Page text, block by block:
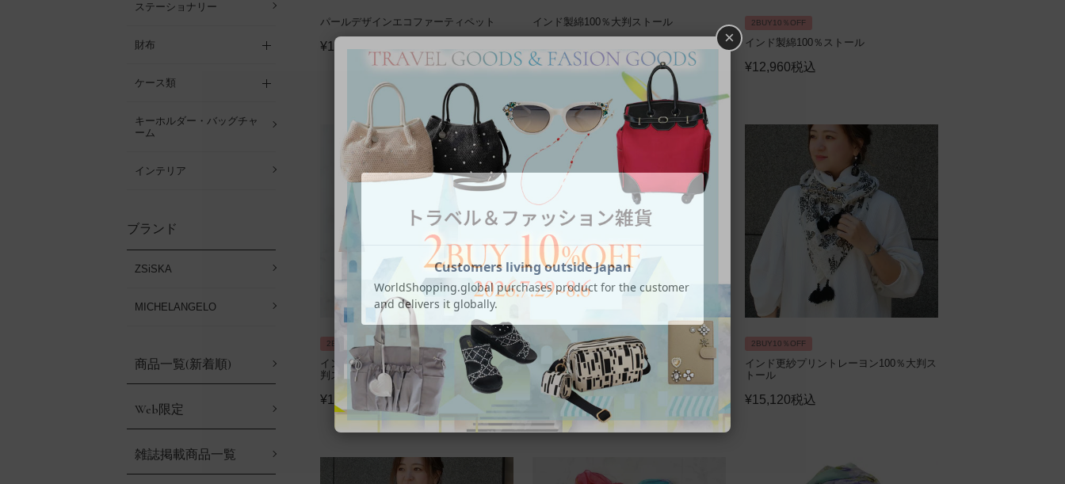
ステーショナリー
財布
ケース類
キーホルダー・バッグチャ
ーム
インテリア
ブランド
ZSiSKA
MICHELANGELO
商品一覧(新着順)
Web限定
雑誌掲載商品一覧
パールデザインエコファーティペット
¥15,400
インド製綿100％大判ストール 2BUY10％OFF
インド製綿100％ストール
¥12,960税込
2BUY10％OFF
インド製シルク100％ライオンモチーフ大
判スカーフ
¥12,960 税込
2BUY10％OFF
インド更紗プリントレーヨン100％大判ス
トール
15,120税込
2BUY10％OFF
インド更紗プリントレーヨン100％大判ス
トール
¥15,120税込
×